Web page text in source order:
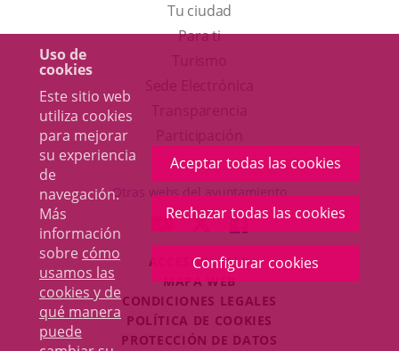
Uso de
cookies
Este sitio web
utiliza cookies
para mejorar
su experiencia
de
navegación.
Más
información
sobre cómo
usamos las
cookies y de
qué manera
puede
Aceptar todas las cookies
Rechazar todas las cookies
Configurar cookies
Tu ciudad
Para ti
en
una
ventana
nueva.
aplicación
externa.
Otras webs del ayuntamiento
ENLACE
A
UNA
APLICACIÓN
EXTERNA.
ENLACE
A
UNA
APLICACIÓN
EXTERNA.
ENLACE
A
UNA
EXTERNA.
ACCESIBILIDAD
MAPA WEB
CONDICIONES LEGALES
POLÍTICA DE COOKIES
PROTECCIÓN DE DATOS